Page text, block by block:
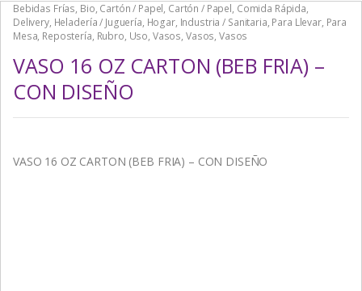
Bebidas Frías, Bio, Cartón / Papel, Cartón / Papel, Comida Rápida,
Delivery, Heladería / Juguería, Hogar, Industria / Sanitaria, Para Llevar, Para
Mesa, Repostería, Rubro, Uso, Vasos, Vasos, Vasos
VASO 16 OZ CARTON (BEB FRIA) –
CON DISEÑO
VASO 16 OZ CARTON (BEB FRIA) – CON DISEÑO